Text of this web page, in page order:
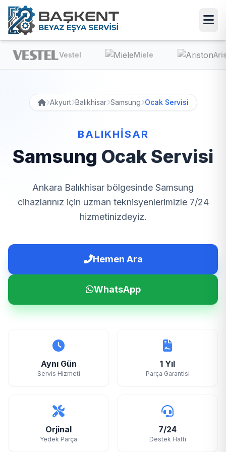
Vestel Miele Ariston
Akyurt Balıkhisar Samsung Ocak Servisi
BALIKHISAR
Samsung Ocak Servisi
Ankara Balıkhisar bölgesinde Samsung
cihazlarınız için uzman teknisyenlerimizle 7/24
hizmetinizdeyiz.
Hemen Ara
WhatsApp
Aynı Gün
Servis Hizmeti
1 Yıl
Parça Garantisi
Orjinal
Yedek Parça
7/24
Destek Hattı